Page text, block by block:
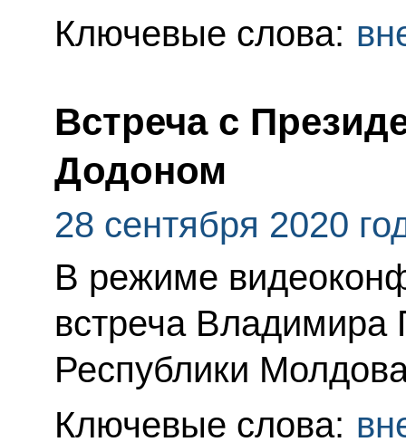
Ключевые слова:
Встреча с
Додоном
28 сентября 2020
В режиме
встреча Владимира
Республики
Ключевые слова: